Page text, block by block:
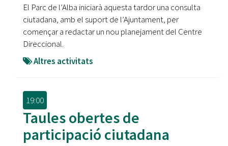
El Parc de l’Alba iniciarà aquesta tardor una consulta
ciutadana, amb el suport de l’Ajuntament, per
començar a redactar un nou planejament del Centre
Direccional.
Altres activitats
19:00
Taules obertes de
participació ciutadana